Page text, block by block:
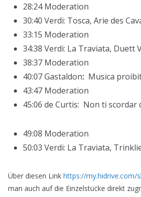
28:24 Moderation
30:40 Verdi: Tosca, Arie des
33:15 Moderation
34:38 Verdi: La Traviata, Duett
38:37 Moderation
40:07 Gastaldon: Musica
43:47 Moderation
45:06 de Curtis: Non ti scordar
49:08 Moderation
50:03 Verdi: La Traviata,
Über diesen Link https://my.hidrive.com/
man auch auf die Einzelstücke direkt